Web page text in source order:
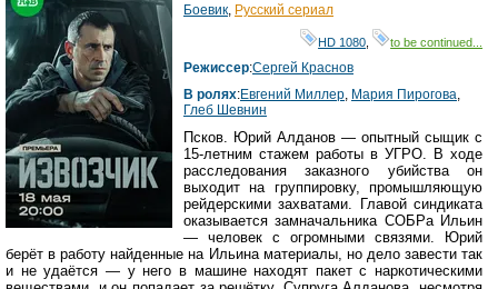
Боевик, Русский сериал
HD 1080 to be continued...
Режиссер:Сергей Краснов
В ролях:Евгений Миллер, Мария Пирогова,
Глеб Шевнин
Псков. Юрий Алданов — опытный сыщик с
15-летним стажем работы в УГРО. В ходе
расследования заказного убийства он
выходит на группировку, промышляющую
рейдерскими захватами. Главой синдиката
оказывается замначальника СОБРа Ильин
— человек с огромными связями. Юрий
берёт в работу найденные на Ильина материалы, но дело завести так
и не удаётся — у него в машине находят пакет с наркотическими